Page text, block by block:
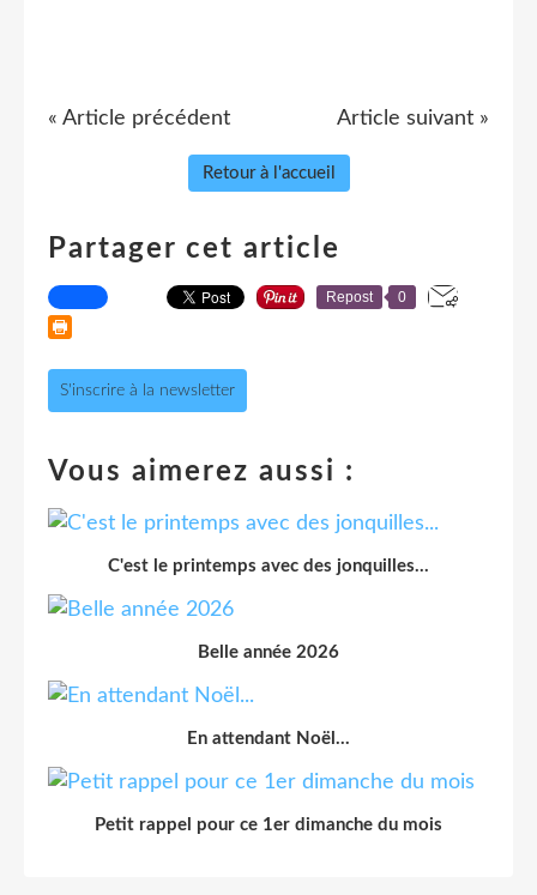
« Article précédent Article suivant »
Retour à l'accueil
Partager cet article
Repost 0
S'inscrire à la newsletter
Vous aimerez aussi :
C'est le printemps avec des jonquilles...
Belle année 2026
En attendant Noël...
Petit rappel pour ce 1er dimanche du mois